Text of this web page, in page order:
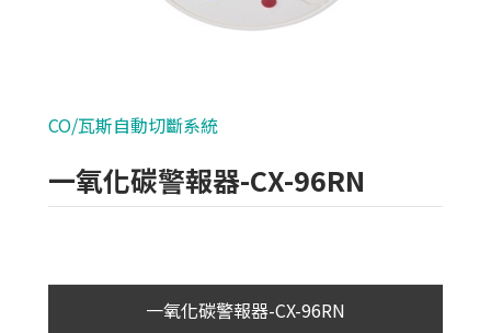
各式線材
光纖設備
電視螢幕(工程寶)/壁掛架
CO/瓦斯自動切斷系統
一氧化碳警報器-CX-96RN
一氧化碳警報器-CX-96RN